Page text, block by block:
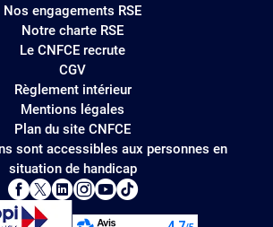
Nos engagements RSE
Notre charte RSE
Le CNFCE recrute
CGV
Règlement intérieur
Mentions légales
Plan du site CNFCE
sont accessibles aux personnes en
situation de handicap